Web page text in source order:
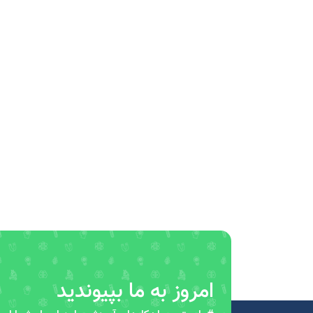
امروز به ما بپیوندید